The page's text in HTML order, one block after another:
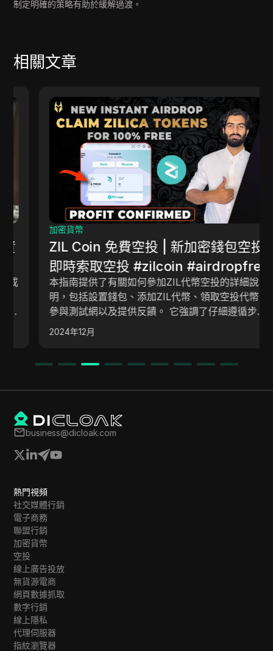
制定明確的策略有助於緩解過渡。
相關文章
加密貨幣
ZIL Coin 免費空投 | 新加密錢包空投 |
即時索取空投 #zilcoin #airdropfree
本指南提供了有關如何參加ZIL代幣空投的詳細說
明，包括設置錢包、添加ZIL代幣、領取空投代幣、
參與測試網以及提供反饋。 它強調了仔細遵循步驟
的重要性，以成功接收代幣並參與未來與ZIL和加密
貨幣機會相關的更新。
2024年12月
business@dicloak.com
熱門視頻
社交媒體行銷
電子商務
聯盟行銷
加密貨幣
空投
線上廣告投放
無貨源電商
網頁數據抓取
數字行銷
線上隱私
代理伺服器
指紋瀏覽器